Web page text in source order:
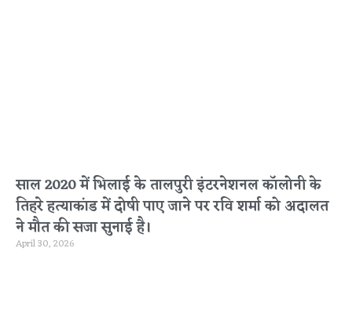
साल 2020 में भिलाई के तालपुरी इंटरनेशनल कॉलोनी के
तिहरे हत्याकांड में दोषी पाए जाने पर रवि शर्मा को अदालत
ने मौत की सजा सुनाई है।
April 30, 2026